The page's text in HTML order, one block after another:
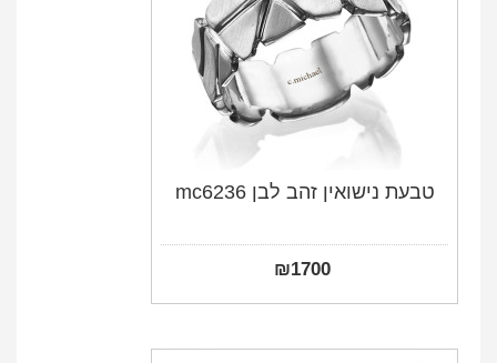
טבעת נישואין זהב לבן mc6236
₪1700